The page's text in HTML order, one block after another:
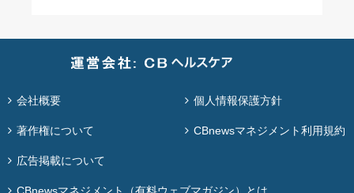
会社概要 個人情報保護方針
著作権について CBnewsマネジメント利用規約
広告掲載について